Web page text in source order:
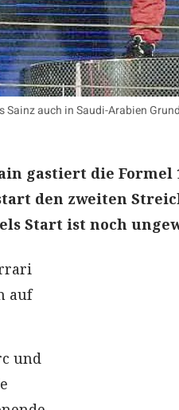
auch in Saudi-Arabien
gastiert die Formel
den zweiten
Start ist noch
auf
und